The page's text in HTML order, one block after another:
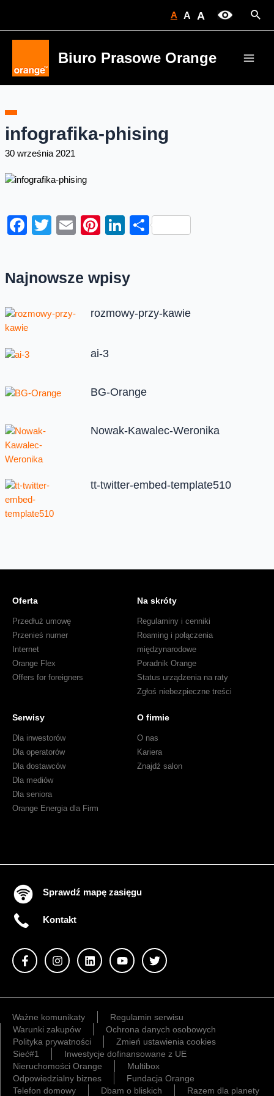
A A A
Biuro Prasowe Orange
infografika-phising
30 września 2021
Facebook
Twitter
EmailPinterest
LinkedIn
Share
Najnowsze wpisy
rozmowy-przy-kawie
ai-3
BG-Orange
Nowak-Kawalec-Weronika
tt-twitter-embed-template510
Oferta
Przedłuż umowę
Przenieś numer
Internet
Orange Flex
Offers for foreigners
Na skróty
Regulaminy i cenniki
Roaming i połączenia
międzynarodowe
Poradnik Orange
Status urządzenia na raty
Zgłoś niebezpieczne treści
Serwisy
Dla inwestorów
Dla operatorów
Dla dostawców
Dla mediów
Dla seniora
Orange Energia dla Firm
O firmie
O nas
Kariera
Znajdź salon
Sprawdź mapę zasięgu
Kontakt
Ważne komunikaty
Regulamin serwisu
Warunki zakupów
Ochrona danych osobowych
Polityka prywatności
Zmień ustawienia cookies
Sieć#1
Inwestycje dofinansowane z UE
Nieruchomości Orange
Multibox
Odpowiedzialny biznes
Fundacja Orange
Telefon domowy
Dbam o bliskich Razem dla planety